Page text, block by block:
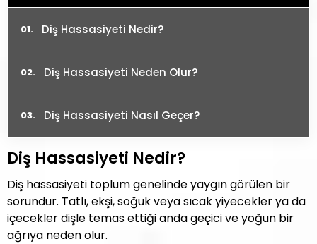
Diş Hassasiyeti Nedir?
Diş Hassasiyeti Neden Olur?
Diş Hassasiyeti Nasıl Geçer?
Diş Hassasiyeti Nedir?
Diş hassasiyeti toplum genelinde yaygın görülen bir
sorundur. Tatlı, ekşi, soğuk veya sıcak yiyecekler ya da
içecekler dişle temas ettiği anda geçici ve yoğun bir
ağrıya neden olur.